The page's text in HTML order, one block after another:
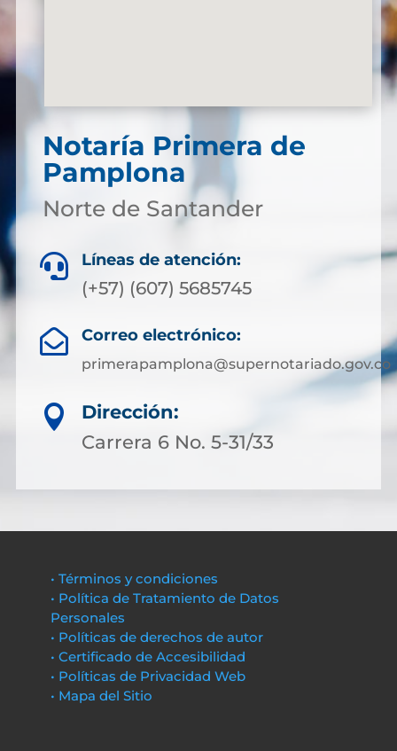
Notaría Primera de
Pamplona
Norte de Santander
 Líneas de atención:
(+57) (607) 5685745
 Correo electrónico:
primerapamplona@supernotariado.gov.co

Dirección:
Carrera 6 No. 5-31/33
• Términos y condiciones
• Política de Tratamiento de Datos
Personales
• Políticas de derechos de autor
• Certificado de Accesibilidad
• Políticas de Privacidad Web
• Mapa del Sitio